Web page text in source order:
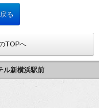
TOPへ
ル新横浜駅前